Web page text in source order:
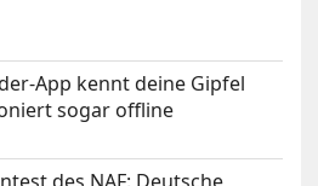
App kennt deine Gipfel
sogar offline
des NAF: Deutsche